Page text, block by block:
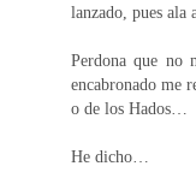
lanzado, pues ala
Perdona que no
encabronado me
o de los Hados…
He dicho…